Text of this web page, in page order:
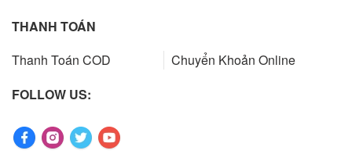
THANH TOÁN
Thanh Toán COD
Chuyển Khoản Online
FOLLOW US: